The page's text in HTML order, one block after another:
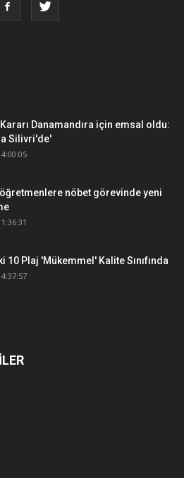
Danamandıra için emsal oldu:
Silivri'de'
nöbet görevinde yeni
10 Plaj 'Mükemmel' Kalite Sınıfında